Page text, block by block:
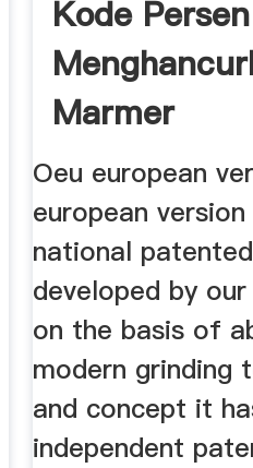
Kode Persen
Marmer
Oeu european
european
national
developed by
on the basis of
modern grinding
and concept it
independent